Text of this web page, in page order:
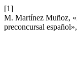
[1]
M. Martínez Muñoz,
preconcursal español»,